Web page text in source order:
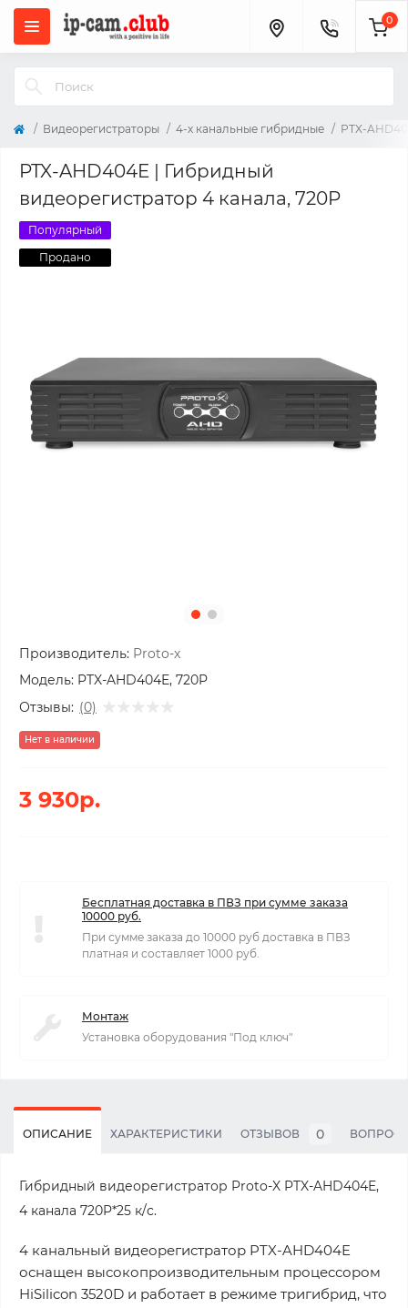
0
Видеорегистраторы 4-х канальные гибридные PTX-
PTX-AHD404E | Гибридный
видеорегистратор 4 канала, 720P
Популярный
Продано
Производитель: Proto-x
Модель: PTX-AHD404E, 720P
Отзывы: (0)
Нет в наличии
3 930р.
Бесплатная доставка в ПВЗ при сумме заказа
10000 руб.
При сумме заказа до 10000 руб доставка в ПВЗ
платная и составляет 1000 руб.
Монтаж
Установка оборудования "Под ключ"
ОПИСАНИЕ ХАРАКТЕРИСТИКИ ОТЗЫВОВ 0
Гибридный видеорегистратор Proto-X PTX-AHD404E,
4 канала 720P*25 к/с.
4 канальный видеорегистратор PTX-AHD404E
оснащен высокопроизводительным процеcсором
HiSilicon 3520D и работает в режиме тригибрид, что